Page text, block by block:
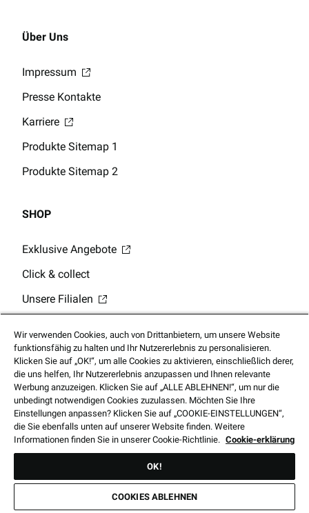
Über Uns
Impressum
Presse Kontakte
Karriere
Produkte Sitemap 1
Produkte Sitemap 2
SHOP
Exklusive Angebote
Click & collect
Unsere Filialen
Guthabenabfrage Geschenkkarte
Mobile App
© 2025 Footlocker.com, Inc. Alle Rechte vorbehalten
Alle Preise können sich jederzeit ohne Vorankündigung ändern. Die
Wir verwenden Cookies, auch von Drittanbietern, um unsere Website
funktionsfähig zu halten und Ihr Nutzererlebnis zu personalisieren.
Klicken Sie auf „OK!“, um alle Cookies zu aktivieren, einschließlich derer,
die uns helfen, Ihr Nutzererlebnis anzupassen und Ihnen relevante
Werbung anzuzeigen. Klicken Sie auf „ALLE ABLEHNEN!“, um nur die
unbedingt notwendigen Cookies zuzulassen. Möchten Sie Ihre
Einstellungen anpassen? Klicken Sie auf „COOKIE-EINSTELLUNGEN“,
die Sie ebenfalls unten auf unserer Website finden. Weitere
Informationen finden Sie in unserer Cookie-Richtlinie. Cookie-erklärung
OK!
COOKIES ABLEHNEN